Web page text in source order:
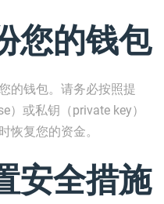
您的钱包
的钱包。请务必按照提
或私钥（private key）
恢复您的资金。
安全措施